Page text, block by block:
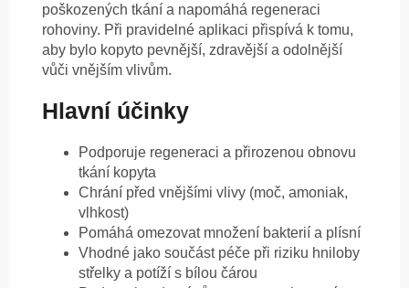
poškozených tkání a napomáhá regeneraci
rohoviny. Při pravidelné aplikaci přispívá k tomu,
aby bylo kopyto pevnější, zdravější a odolnější
vůči vnějším vlivům.
Hlavní účinky
Podporuje regeneraci a přirozenou obnovu
tkání kopyta
Chrání před vnějšími vlivy (moč, amoniak,
vlhkost)
Pomáhá omezovat množení bakterií a plísní
Vhodné jako součást péče při riziku hniloby
střelky a potíží s bílou čárou